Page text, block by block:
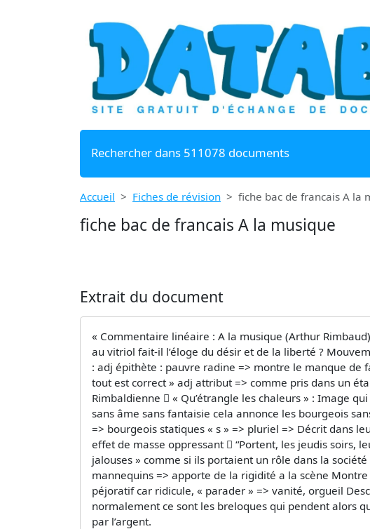
Rechercher dans 511078 documents
Accueil Fiches de révision fiche bac de francais A la
fiche bac de francais A la musique
Extrait du document
« Commentaire linéaire : A la musique (Arthur
au vitriol fait-il l’éloge du désir et de la liberté ?
: adj épithète : pauvre radine => montre le manque de
tout est correct » adj attribut => comme pris dans un
Rimbaldienne  « Qu’étrangle les chaleurs » : Image
sans âme sans fantaisie cela annonce les bourgeois
=> bourgeois statiques « s » => pluriel => Décrit dans
effet de masse oppressant  “Portent, les jeudis soirs,
jalouses » comme si ils portaient un rôle dans la
mannequins => apporte de la rigidité a la scène
péjoratif car ridicule, « parader » => vanité, orgueil
normalement ce sont les breloques qui pendent alors
par l’argent.